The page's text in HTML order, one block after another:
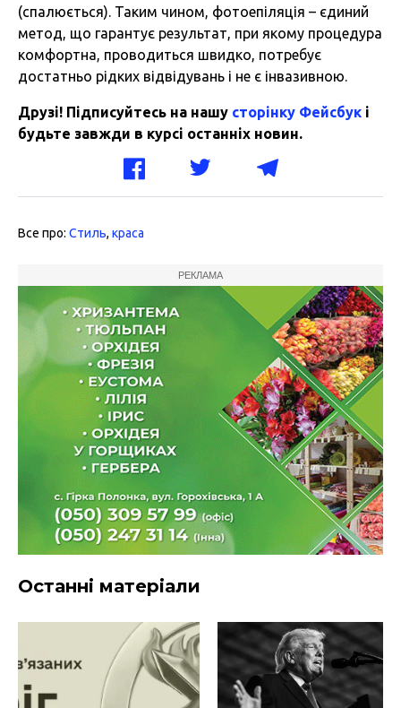
(спалюється). Таким чином, фотоепіляція – єдиний
метод, що гарантує результат, при якому процедура
комфортна, проводиться швидко, потребує
достатньо рідких відвідувань і не є інвазивною.
Друзі! Підписуйтесь на нашу сторінку Фейсбук і
будьте завжди в курсі останніх новин.
Все про: Стиль, краса
РЕКЛАМА
Останні матеріали